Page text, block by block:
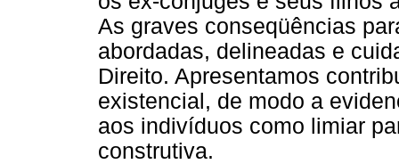
As graves conseqüências
abordadas, delineadas e
Direito. Apresentamos
existencial, de modo a
aos indivíduos como limiar
construtiva.